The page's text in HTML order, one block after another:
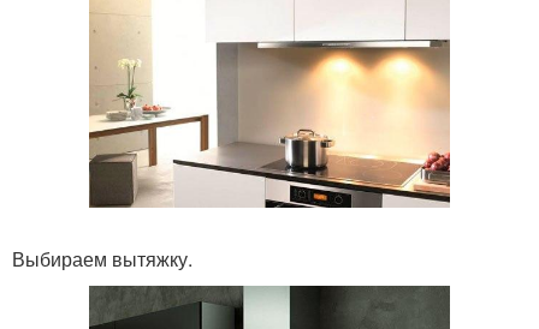
Выбираем вытяжку.